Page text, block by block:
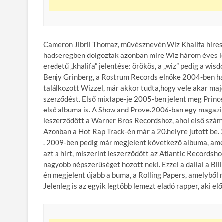
Cameron Jibril Thomaz, művésznevén Wiz Khalifa
hadseregben dolgoztak azonban mire Wiz három
eredetű „khalifa” jelentése: örökös, a „wiz” pedig a
Benjy Grinberg, a Rostrum Records elnöke 2004-
találkozott Wizzel, már akkor tudta,hogy vele akar
szerződést. Első mixtape-je 2005-ben jelent meg
első albuma is. A Show and Prove.2006-ban egy
leszerződött a Warner Bros Recordshoz, ahol első
Azonban a Hot Rap Track-én már a 20.helyre jutott
. 2009-ben pedig már megjelent következő albuma,
azt a hírt, miszerint leszerződött az Atlantic
nagyobb népszerűséget hozott neki. Ezzel a dallal a
én megjelent újabb albuma, a Rolling Papers,
Jelenleg is az egyik legtöbb lemezt eladó rapper, aki